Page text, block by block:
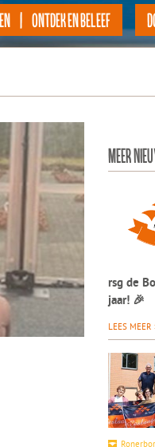
| ONTDEK EN BELEEF
MEER
rsg de
jaar! 🎉
LEES MEER